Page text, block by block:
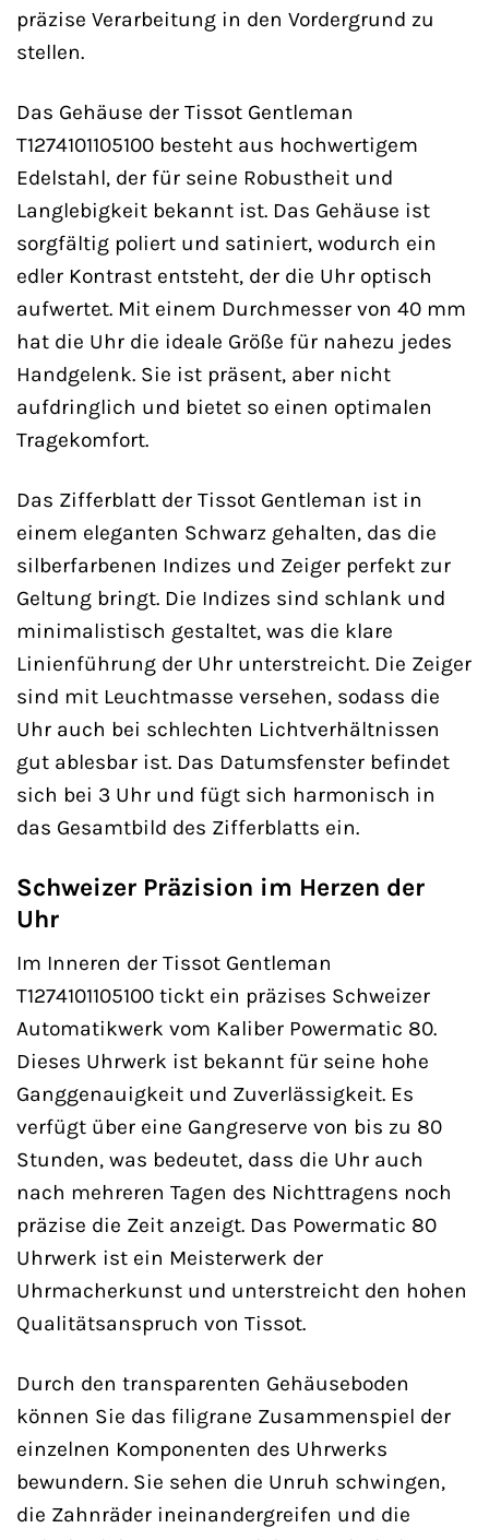
präzise Verarbeitung in den Vordergrund zu
stellen.
Das Gehäuse der Tissot Gentleman
T1274101105100 besteht aus hochwertigem
Edelstahl, der für seine Robustheit und
Langlebigkeit bekannt ist. Das Gehäuse ist
sorgfältig poliert und satiniert, wodurch ein
edler Kontrast entsteht, der die Uhr optisch
aufwertet. Mit einem Durchmesser von 40 mm
hat die Uhr die ideale Größe für nahezu jedes
Handgelenk. Sie ist präsent, aber nicht
aufdringlich und bietet so einen optimalen
Tragekomfort.
Das Zifferblatt der Tissot Gentleman ist in
einem eleganten Schwarz gehalten, das die
silberfarbenen Indizes und Zeiger perfekt zur
Geltung bringt. Die Indizes sind schlank und
minimalistisch gestaltet, was die klare
Linienführung der Uhr unterstreicht. Die Zeiger
sind mit Leuchtmasse versehen, sodass die
Uhr auch bei schlechten Lichtverhältnissen
gut ablesbar ist. Das Datumsfenster befindet
sich bei 3 Uhr und fügt sich harmonisch in
das Gesamtbild des Zifferblatts ein.
Schweizer Präzision im Herzen der
Uhr
Im Inneren der Tissot Gentleman
T1274101105100 tickt ein präzises Schweizer
Automatikwerk vom Kaliber Powermatic 80.
Dieses Uhrwerk ist bekannt für seine hohe
Ganggenauigkeit und Zuverlässigkeit. Es
verfügt über eine Gangreserve von bis zu 80
Stunden, was bedeutet, dass die Uhr auch
nach mehreren Tagen des Nichttragens noch
präzise die Zeit anzeigt. Das Powermatic 80
Uhrwerk ist ein Meisterwerk der
Uhrmacherkunst und unterstreicht den hohen
Qualitätsanspruch von Tissot.
Durch den transparenten Gehäuseboden
können Sie das filigrane Zusammenspiel der
einzelnen Komponenten des Uhrwerks
bewundern. Sie sehen die Unruh schwingen,
die Zahnräder ineinandergreifen und die